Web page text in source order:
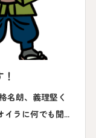
名朗、義理堅く
イラに何でも聞...